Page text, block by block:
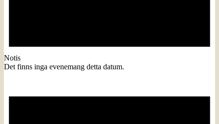
Notis
Det finns inga evenemang detta datum.